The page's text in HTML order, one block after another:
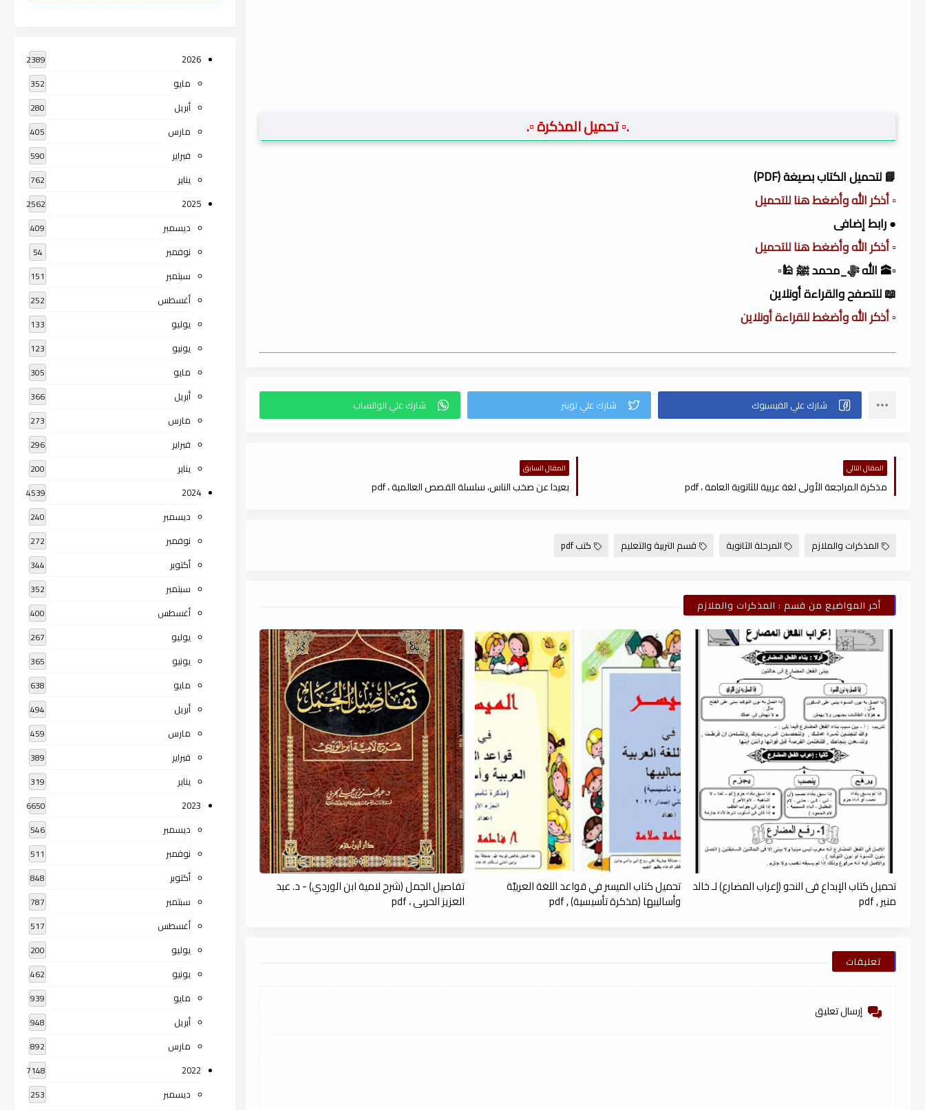
.▫️ تحميل المذكرة ▫️.
📘 لتحميل الكتاب بصيغة (PDF)
▫️ أذكر الله وأضغط هنا للتحميل
● رابط إضافى
▫️ أذكر الله وأضغط هنا للتحميل
▫️🕋 الله ﷻ_محمد ﷺ 🕌▫️
📖 للتصفح والقراءة أونلاين
▫️ أذكر الله وأضغط للقراءة أونلاين
المقال التالي
مذكرة المراجعة الأولى لغة عربية للثانوية العامة ، pdf
المقال السابق
بعيدا عن صخب الناس، سلسلة القصص العالمية ، pdf
المذكرات والملازم المرحلة الثانوية قسم التربية والتعليم كتب pdf
أخر المواضيع من قسم : المذكرات والملازم
تحميل كتاب الإبداع فى النحو (إعراب المضارع) لـ خالد
منير , pdf
تحميل كتاب الميسر في قواعد اللغة العربيَّة
وأساليبها (مذكرة تأسيسية) , pdf
تفاصيل الجمل (شرح لامية ابن الوردي) - د. عبد
العزيز الحربي ، pdf
تعليقات
إرسال تعليق
2026
2389
مايو 352
أبريل 280
مارس 405
فبراير 590
يناير 762
2025
2562
ديسمبر 409
نوفمبر 54
سبتمبر 151
أغسطس 252
يوليو 133
يونيو 123
مايو 305
أبريل 366
مارس 273
فبراير 296
يناير 200
2024
4539
ديسمبر 240
نوفمبر 272
أكتوبر 344
سبتمبر 352
أغسطس 400
يوليو 267
يونيو 365
مايو 638
أبريل 494
مارس 459
فبراير 389
يناير 319
2023
6650
ديسمبر 546
نوفمبر 511
أكتوبر 848
سبتمبر 787
أغسطس 517
يوليو 200
يونيو 462
مايو 939
أبريل 948
مارس 892
2022
7148
ديسمبر 253